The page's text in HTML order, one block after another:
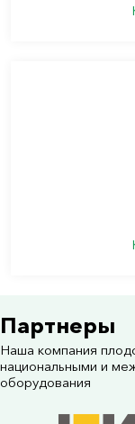
Партнеры
Наша компания
национальными и
оборудования